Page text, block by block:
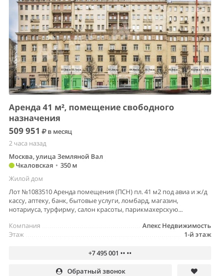
Аренда 41 м², помещение свободного
назначения
509 951
в месяц
2 часа назад
Москва, улица Земляной Вал
Чкаловская • 350 м
Жилой дом
Лот №1083510 Аренда помещения (ПСН) пл. 41 м2 под авиа и ж/д
кассу, аптеку, банк, бытовые услуги, ломбард, магазин,
нотариуса, турфирму, салон красоты, парикмахерскую...
Апекс Недвижимость
Компания
1-й этаж
Этаж
+7 495 001 •• ••
Обратный звонок